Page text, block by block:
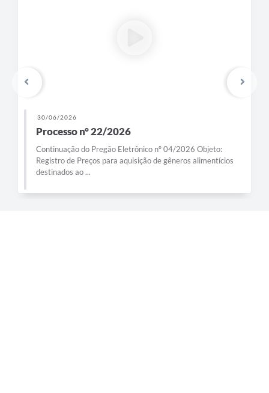
30/06/2026
Processo n° 22/2026
Continuação do Pregão Eletrônico nº 04/2026 Objeto:
Registro de Preços para aquisição de gêneros alimentícios
destinados ao ...